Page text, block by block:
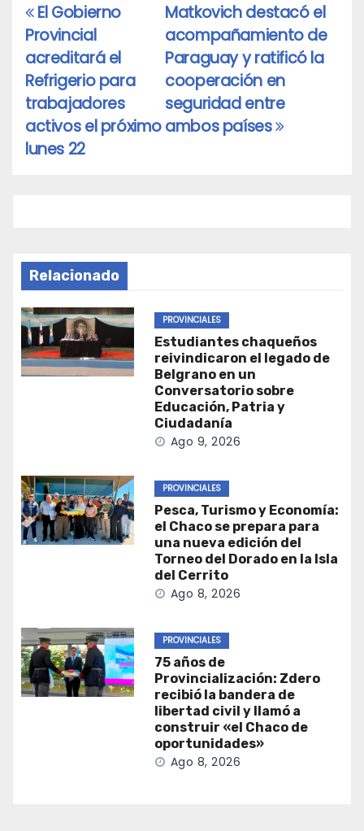
Navegación
de
entradas
Matkovich destacó el
acompañamiento de
Paraguay y ratificó la
cooperación en
seguridad entre
ambos países
El Gobierno
Provincial
acreditará el
Refrigerio para
trabajadores
activos el próximo
lunes 22
Relacionado
PROVINCIALES
Estudiantes chaqueños
reivindicaron el legado de
Belgrano en un
Conversatorio sobre
Educación, Patria y
Ciudadanía
Ago 9, 2026
PROVINCIALES
Pesca, Turismo y Economía:
el Chaco se prepara para
una nueva edición del
Torneo del Dorado en la Isla
del Cerrito
Ago 8, 2026
PROVINCIALES
75 años de
Provincialización: Zdero
recibió la bandera de
libertad civil y llamó a
construir «el Chaco de
oportunidades»
Ago 8, 2026